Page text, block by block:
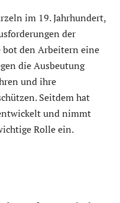
im 19. Jahrhundert,
der
den Arbeitern eine
die Ausbeutung
und ihre
Seitdem hat
und nimmt
Rolle ein.